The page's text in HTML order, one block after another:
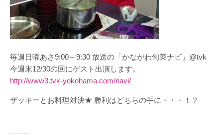
毎週日曜あさ9:00～9:30 放送の「かながわ旬菜ナビ」@tvk
今週末12/30の回にゲスト出演します。
http://www3.tvk-yokohama.com/navi/
ザッキーとお料理対決★ 勝利はどちらの手に・・・！？